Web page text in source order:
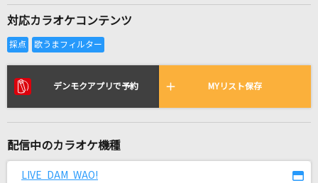
リアルタイムで歌われている曲の一覧
手遅れcaution
対応カラオケコンテンツ
デンモクアプリで予約 MYリスト保存
配信中のカラオケ機種
LIVE DAM WAO!